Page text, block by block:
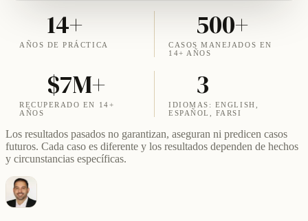
14+
AÑOS DE PRÁCTICA
500+
CASOS MANEJADOS EN
14+ AÑOS
$7M+
RECUPERADO EN 14+
AÑOS
3
IDIOMAS: ENGLISH,
ESPAÑOL, FARSI
Los resultados pasados no garantizan, aseguran ni predicen casos
futuros. Cada caso es diferente y los resultados dependen de hechos
y circunstancias específicas.